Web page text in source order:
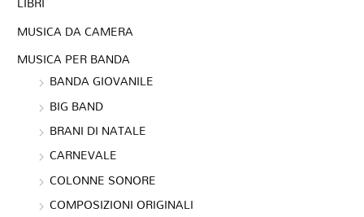
MUSICA DA CAMERA
MUSICA PER BANDA
BANDA GIOVANILE
BIG BAND
BRANI DI NATALE
CARNEVALE
COLONNE SONORE
COMPOSIZIONI ORIGINALI